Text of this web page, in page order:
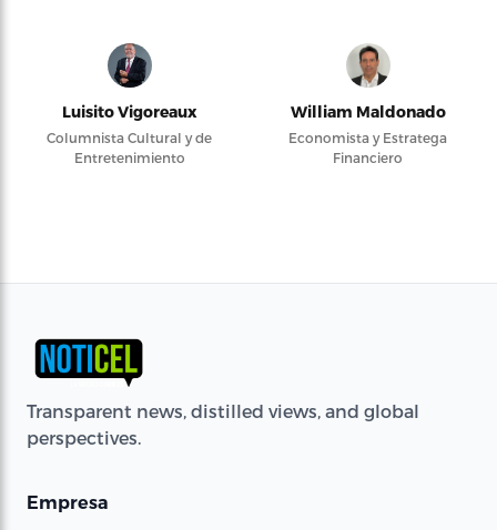
Luisito Vigoreaux
Columnista Cultural y de
Entretenimiento
William Maldonado
Economista y Estratega
Financiero
Transparent news, distilled views, and global
perspectives.
Empresa